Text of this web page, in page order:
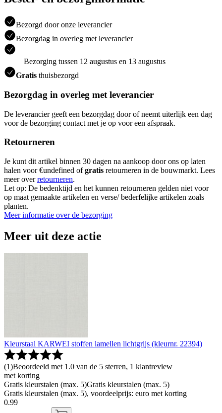
Bezorgd door onze leverancier
Bezorgdag in overleg met leverancier
Bezorging tussen 12 augustus en 13 augustus
Gratis thuisbezorgd
Bezorgdag in overleg met leverancier
De leverancier geeft een bezorgdag door of neemt uiterlijk een dag
voor de bezorging contact met je op voor een afspraak.
Retourneren
Je kunt dit artikel binnen 30 dagen na aankoop door ons op laten
halen voor €undefined ofgratis retourneren in de bouwmarkt. Lees
meer overretourneren.
Let op: De bedenktijd en het kunnen retourneren gelden niet voor
op maat gemaakte artikelen en verse/ bederfelijke artikelen zoals
planten.
Meer informatie over de bezorging
Meer uit deze actie
Kleurstaal KARWEI stoffen lamellen lichtgrijs (kleurnr. 22394)
(1)Beoordeeld met 1.0 van de 5 sterren, 1 klantreview
met korting
Gratis kleurstalen (max. 5)Gratis kleurstalen (max. 5)
Gratis kleurstalen (max. 5), voordeelprijs: euro met korting
0.99